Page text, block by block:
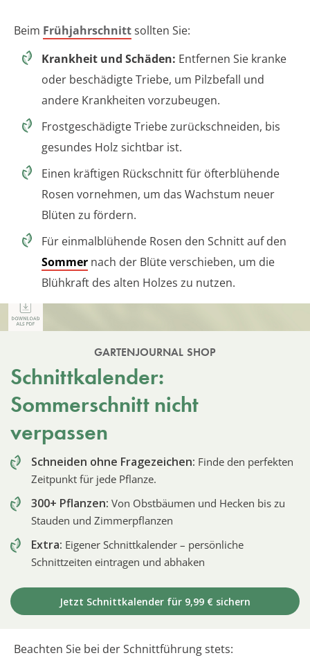
Beim Frühjahrschnittsollten Sie:
Krankheit und Schäden: Entfernen Sie kranke
oder beschädigte Triebe, um Pilzbefall und
andere Krankheiten vorzubeugen.
Frostgeschädigte Triebe zurückschneiden, bis
gesundes Holz sichtbar ist.
Einen kräftigen Rückschnitt für öfterblühende
Rosen vornehmen, um das Wachstum neuer
Blüten zu fördern.
Für einmalblühende Rosen den Schnitt auf den
Sommer nach der Blüte verschieben, um die
Blühkraft des alten Holzes zu nutzen.
GARTENJOURNAL SHOP
Schnittkalender:
Sommerschnitt nicht
verpassen
Schneiden ohne Fragezeichen: Finde den perfekten
Zeitpunkt für jede Pflanze.
300+ Pflanzen: Von Obstbäumen und Hecken bis zu
Stauden und Zimmerpflanzen
Extra: Eigener Schnittkalender – persönliche
Schnittzeiten eintragen und abhaken
Jetzt Schnittkalender für 9,99 € sichern
Beachten Sie bei der Schnittführung stets: